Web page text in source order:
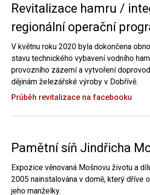
Revitalizace hamru /
regionální operační
V květnu roku 2020 byla dokončena
stavu technického vybavení vodního
provozního zázemí a vytvoření
dějinám železářské výroby v Dobřívě.
Průběh revitalizace na facebooku
Pamětní síň Jindřicha
Expozice věnovaná Mošnovu životu a
2005 nainstalována v domě, který dříve
jeho manželky.